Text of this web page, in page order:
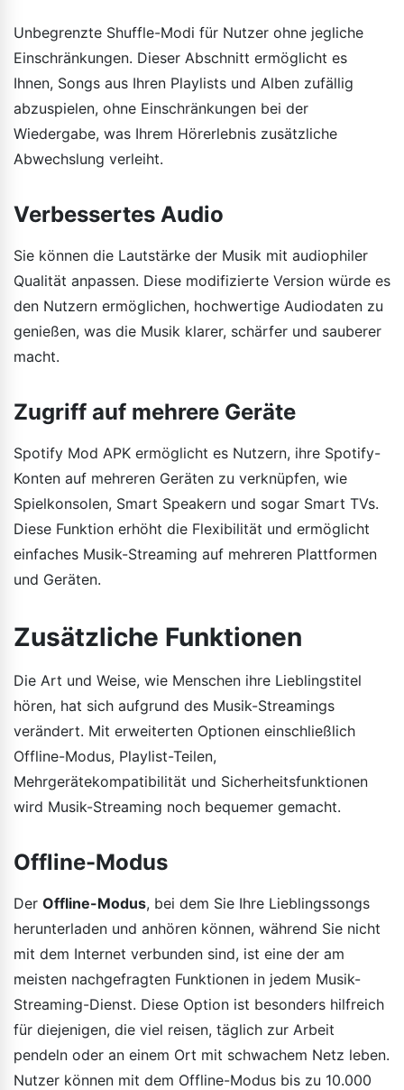
Unbegrenzte Shuffle-Modi für Nutzer ohne jegliche
Einschränkungen. Dieser Abschnitt ermöglicht es
Ihnen, Songs aus Ihren Playlists und Alben zufällig
abzuspielen, ohne Einschränkungen bei der
Wiedergabe, was Ihrem Hörerlebnis zusätzliche
Abwechslung verleiht.
Verbessertes Audio
Sie können die Lautstärke der Musik mit audiophiler
Qualität anpassen. Diese modifizierte Version würde es
den Nutzern ermöglichen, hochwertige Audiodaten zu
genießen, was die Musik klarer, schärfer und sauberer
macht.
Zugriff auf mehrere Geräte
Spotify Mod APK ermöglicht es Nutzern, ihre Spotify-
Konten auf mehreren Geräten zu verknüpfen, wie
Spielkonsolen, Smart Speakern und sogar Smart TVs.
Diese Funktion erhöht die Flexibilität und ermöglicht
einfaches Musik-Streaming auf mehreren Plattformen
und Geräten.
Zusätzliche Funktionen
Die Art und Weise, wie Menschen ihre Lieblingstitel
hören, hat sich aufgrund des Musik-Streamings
verändert. Mit erweiterten Optionen einschließlich
Offline-Modus, Playlist-Teilen,
Mehrgerätekompatibilität und Sicherheitsfunktionen
wird Musik-Streaming noch bequemer gemacht.
Offline-Modus
Der Offline-Modus, bei dem Sie Ihre Lieblingssongs
herunterladen und anhören können, während Sie nicht
mit dem Internet verbunden sind, ist eine der am
meisten nachgefragten Funktionen in jedem Musik-
Streaming-Dienst. Diese Option ist besonders hilfreich
für diejenigen, die viel reisen, täglich zur Arbeit
pendeln oder an einem Ort mit schwachem Netz leben.
Nutzer können mit dem Offline-Modus bis zu 10.000